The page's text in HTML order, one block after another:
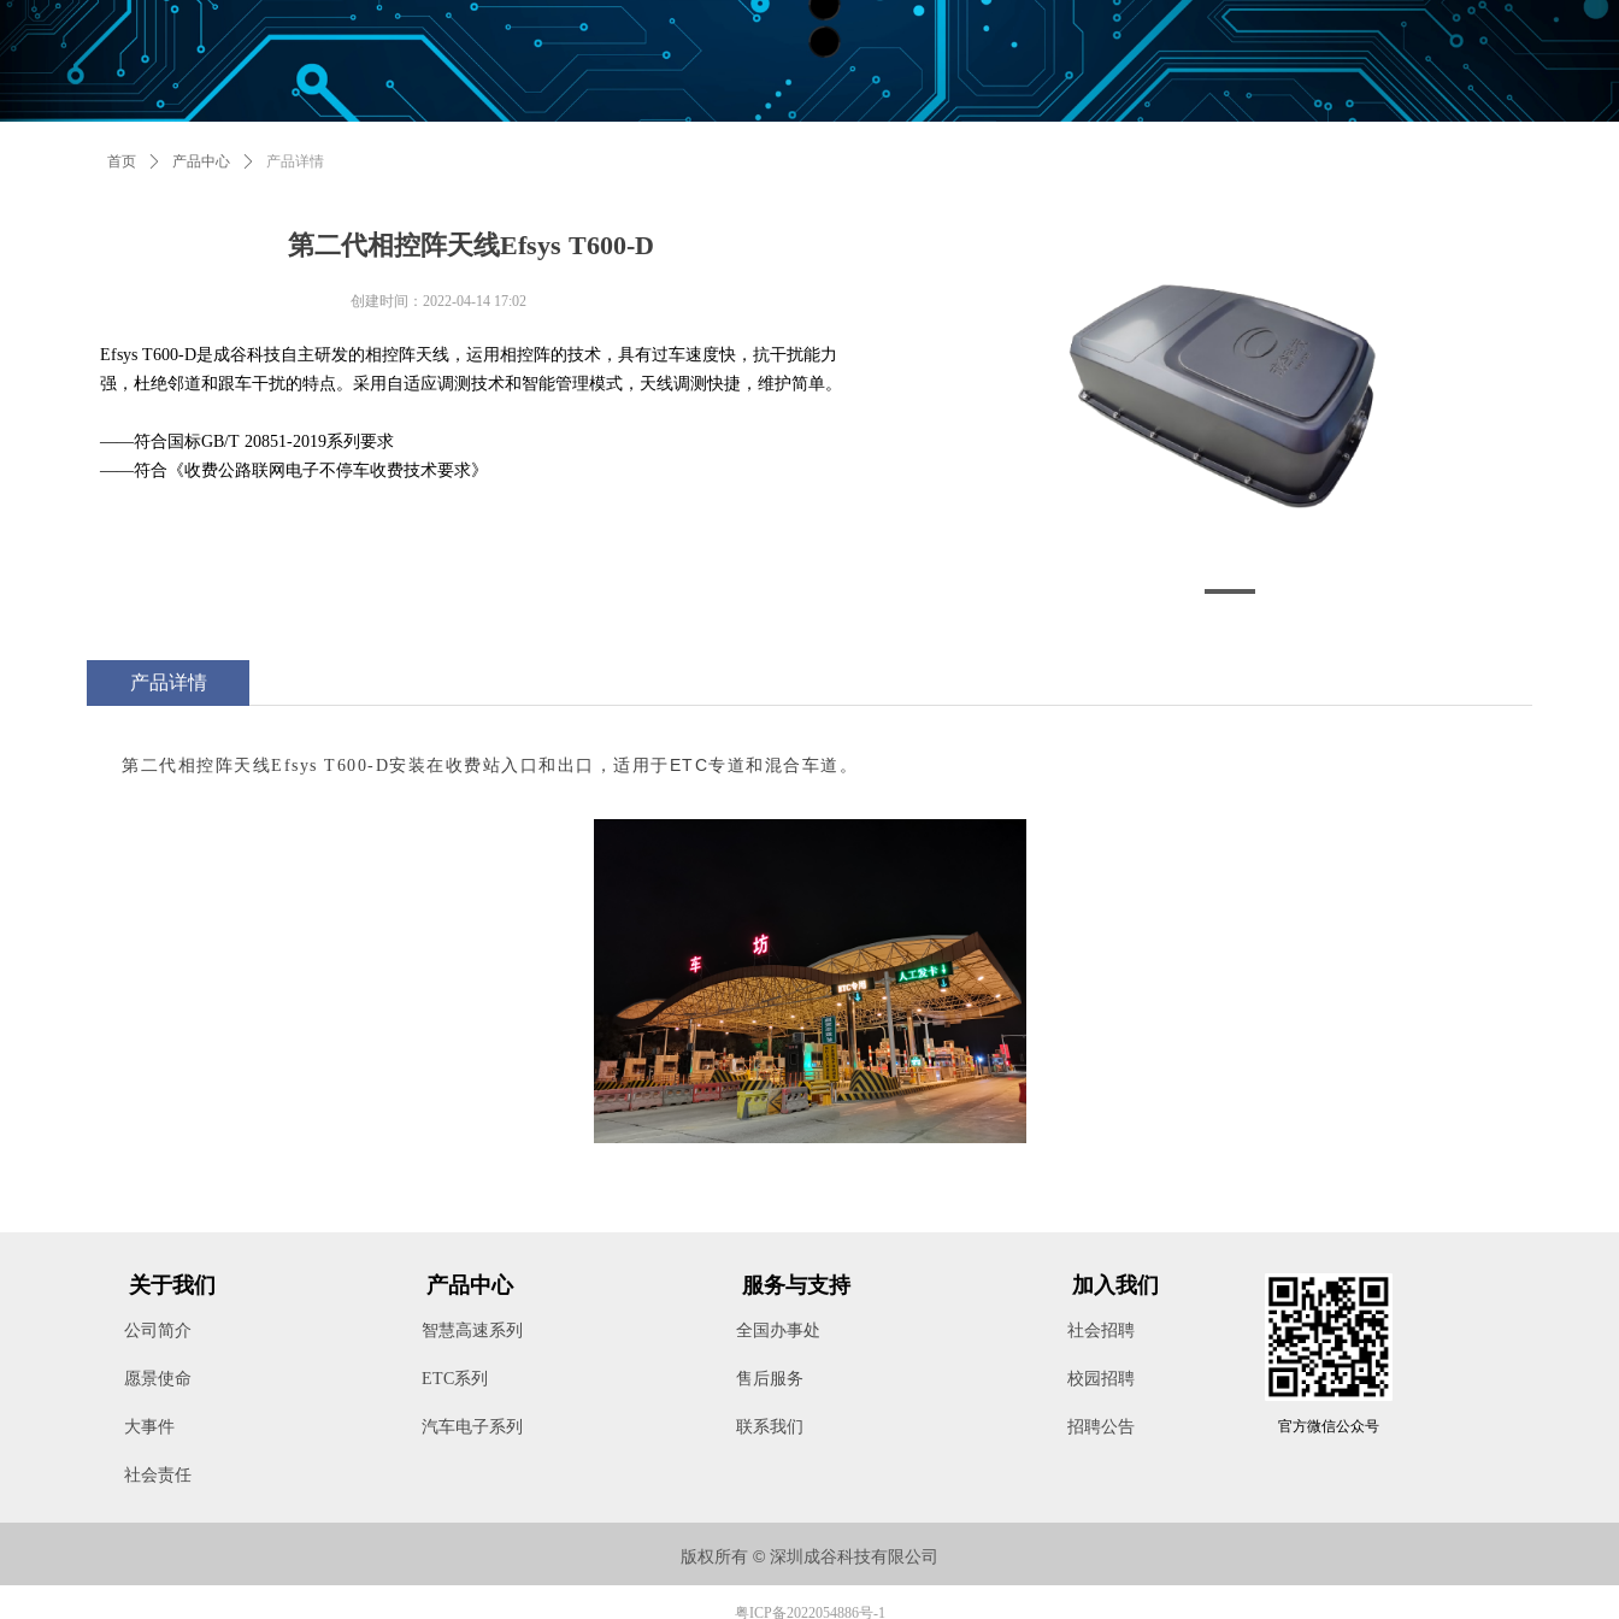
第二代相控阵天线Efsys T600-D
Efsys T600-D是成谷科技自主研发的相控阵天线，运用相控阵的技术，具有过车速度快，抗干扰能力
强，杜绝邻道和跟车干扰的特点。采用自适应调测技术和智能管理模式，天线调测快捷，维护简单。
——符合国标GB/T 20851-2019系列要求
——符合《收费公路联网电子不停车收费技术要求》
创建时间： 2022-04-14 17:02
第二代相控阵天线Efsys T600-D安装在收费站入口和出口，适用于 ETC专道和混合车道。
产品详情
首页 ꄲ 产品中心 ꄲ 产品详情
公司简介
愿景使命
大事件
社会责任
关于我们
智慧高速系列
ETC系列
汽车电子系列
产品中心
全国办事处
售后服务
联系我们
服务与支持
社会招聘
校园招聘
招聘公告
加入我们
官方微信公众号
版权所有 © 深圳成谷科技有限公司
粤ICP备2022054886号-1